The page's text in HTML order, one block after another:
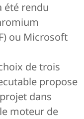
été rendu
ou Microsoft
de trois
propose
dans
moteur de